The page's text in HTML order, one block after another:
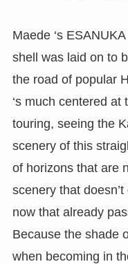
Maede ‘s
shell was laid on to
the road of popular
‘s much centered at
touring, seeing the
scenery of this
of horizons that are
scenery that
now that already
Because the shade
when becoming in